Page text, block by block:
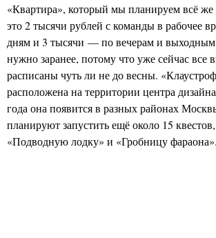
«Квартира», который мы планируем всё же
это 2 тысячи рублей с команды в рабочее
дням и 3 тысячи — по вечерам и
нужно заранее, потому что уже сейчас все
расписаны чуть ли не до весны.
расположена на территории центра
года она появится в разных районах
планируют запустить ещё около 15
«Подводную лодку» и «Гробницу фараона».